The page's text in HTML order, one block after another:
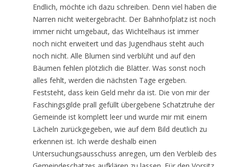
Endlich, möchte ich dazu schreiben. Denn viel haben die
Narren nicht weitergebracht. Der Bahnhofplatz ist noch
immer nicht umgebaut, das Wichtelhaus ist immer
noch nicht erweitert und das Jugendhaus steht auch
noch nicht. Alle Blumen sind verblüht und auf den
Bäumen fehlen plötzlich die Blätter. Was sonst noch
alles fehlt, werden die nächsten Tage ergeben.
Feststeht, dass kein Geld mehr da ist. Die von mir der
Faschingsgilde prall gefüllt übergebene Schatztruhe der
Gemeinde ist komplett leer und wurde mir mit einem
Lächeln zurückgegeben, wie auf dem Bild deutlich zu
erkennen ist. Ich werde deshalb einen
Untersuchungsausschuss anregen, um den Verbleib des